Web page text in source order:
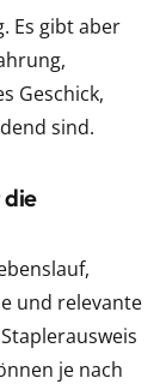
Es gibt aber
Geschick,
sind.
die
und relevante
je nach